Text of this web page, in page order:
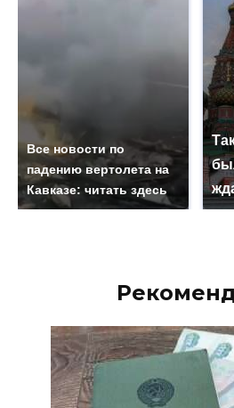
Все новости по
падению вертолета на
Кавказе: читать здесь